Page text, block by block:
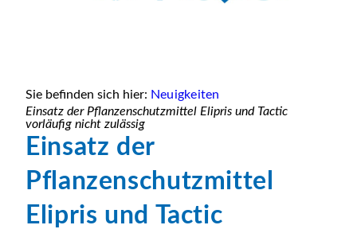
Sie befinden sich hier: Neuigkeiten
Einsatz der Pflanzenschutzmittel Elipris und Tactic
vorläufig nicht zulässig
Einsatz der
Pflanzenschutzmittel
Elipris und Tactic